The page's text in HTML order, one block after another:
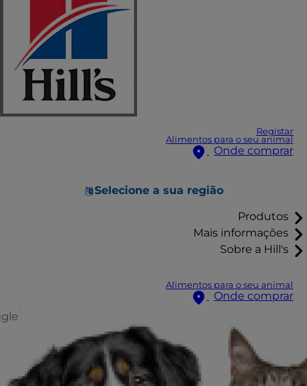
Registar
Alimentos para o seu animal
Onde comprar
Selecione a sua região
Produtos
Mais informações
Sobre a Hill's
Alimentos para o seu animal
Onde comprar